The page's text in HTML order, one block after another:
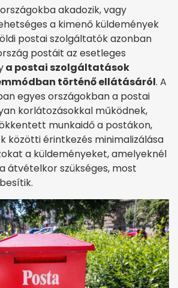
akadozik, vagy
a kimenő küldemények
postai szolgáltatók azonban
postáit az esetleges
a postai szolgáltatások
történő ellátásáról. A
egyes országokban a postai
korlátozásokkal működnek,
munkaidő a postákon,
közötti érintkezés minimalizálása
a küldeményeket, amelyeknél
átvételkor szükséges, most